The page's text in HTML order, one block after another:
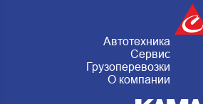
Автотехника
Сервис
Грузоперевозки
О компании